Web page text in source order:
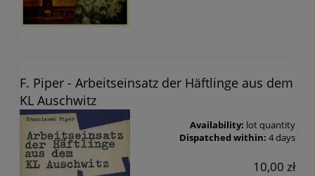
F. Piper - Arbeitseinsatz der Häftlinge aus dem
KL Auschwitz
Availability: lot quantity
Dispatched within: 4 days
10,00 zł